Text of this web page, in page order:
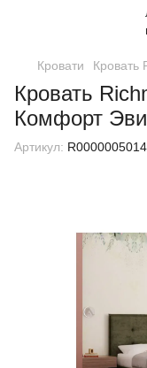
Кровати Кровать
Кровать
Комфорт
Артикул: